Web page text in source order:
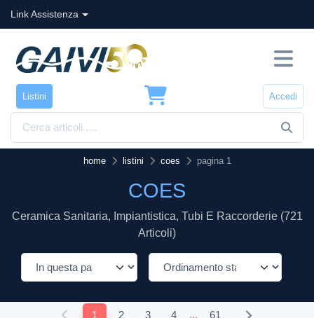
Link Assistenza
Listini Accedi
home listini coes pagina 1
COES
Ceramica Sanitaria, Impiantistica, Tubi E Raccorderie (721
Articoli)
1 2 3 4 ... 61